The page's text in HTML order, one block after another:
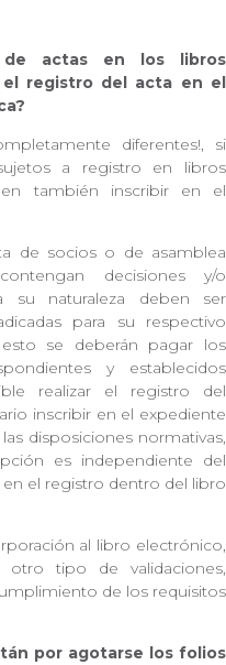
de actas en los libros
registro del acta en el
diferentes!, si
a registro en libros
también inscribir en el
de socios o de asamblea
decisiones y/o
su naturaleza deben ser
para su respectivo
se deberán pagar los
y establecidos
realizar el registro del
inscribir en el expediente
disposiciones normativas,
es independiente del
el registro dentro del libro
al libro electrónico,
otro tipo de validaciones,
de los requisitos
por agotarse los folios